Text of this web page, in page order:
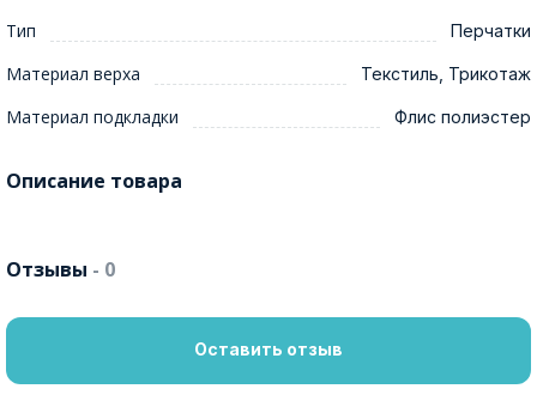
Тип Перчатки
Материал верха Текстиль, Трикотаж
Материал подкладки Флис полиэстер
Описание товара
Отзывы - 0
Оставить отзыв